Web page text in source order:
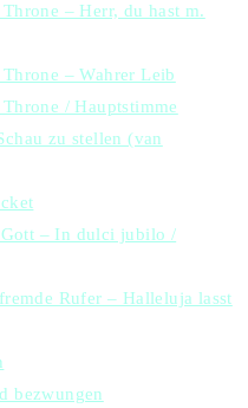
– Herr, du hast m.
– Wahrer Leib
/ Hauptstimme
zu stellen (van
– In dulci jubilo /
Rufer – Halleluja lasst
bezwungen